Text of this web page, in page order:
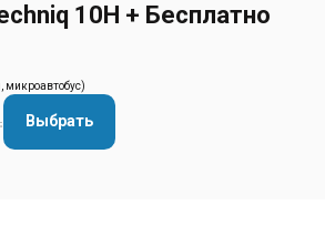
10H + Бесплатно
микроавтобус)
Выбрать